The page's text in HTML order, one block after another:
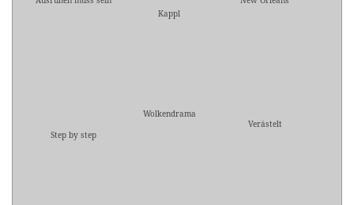
Kappl
Step by step
Wolkendrama
Verästelt